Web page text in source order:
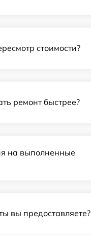
стоимости?
ремонт быстрее?
на выполненные
вы предоставляете?